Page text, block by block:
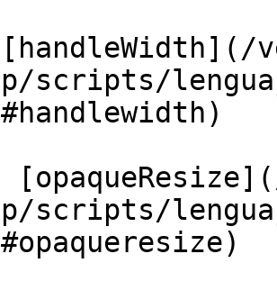
[handleWidth](/
scripts/
scripts/